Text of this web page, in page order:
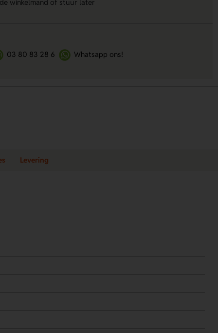
winkelmand of stuur later
03 80 83 28 6 Whatsapp ons!
Levering